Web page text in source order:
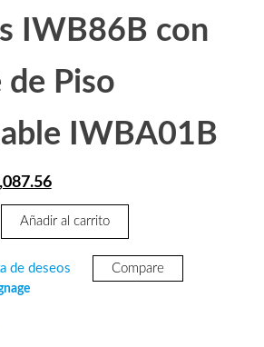
IWB86B con
Piso
IWBA01B
El
precio
$86,087.56.
Añadir al carrito
de deseos Compare